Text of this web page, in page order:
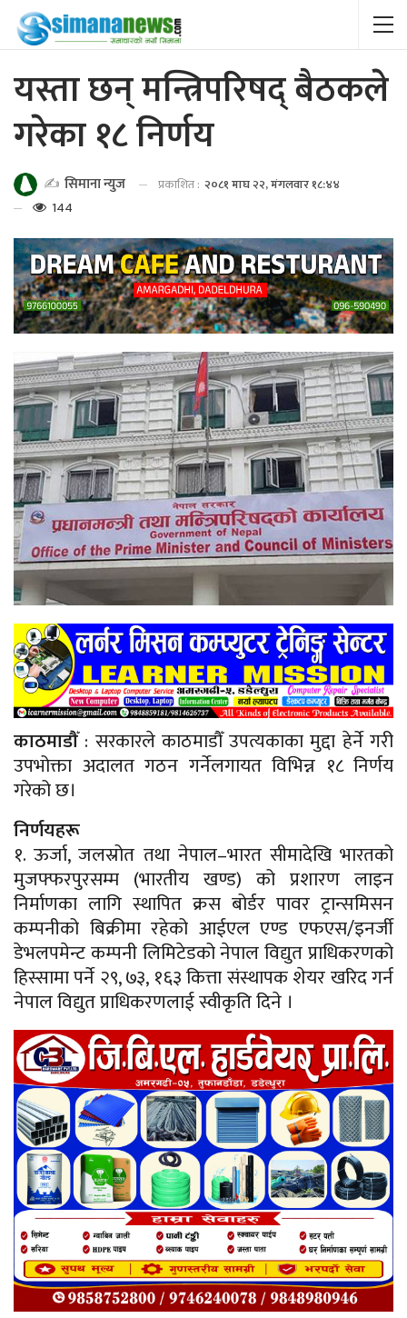
यस्ता छन् मन्त्रिपरिषद् बैठकले
गरेका १८ निर्णय
✍️ सिमाना न्युज प्रकाशित : २०८१ माघ २२, मंगलवार १८:४४
144
काठमाडौँ: सरकारले काठमाडौँ उपत्यकाका मुद्दा हेर्ने गरी
उपभोक्ता अदालत गठन गर्नेलगायत विभिन्न १८ निर्णय
गरेको छ।
निर्णयहरू
१. ऊर्जा, जलस्रोत तथा नेपाल–भारत सीमादेखि भारतको
मुजफ्फरपुरसम्म (भारतीय खण्ड) को प्रशारण लाइन
निर्माणका लागि स्थापित क्रस बोर्डर पावर ट्रान्समिसन
कम्पनीको बिक्रीमा रहेको आईएल एण्ड एफएस/इनर्जी
डेभलपमेन्ट कम्पनी लिमिटेडको नेपाल विद्युत प्राधिकरणको
हिस्सामा पर्ने २९, ७३, १६३ कित्ता संस्थापक शेयर खरिद गर्न
नेपाल विद्युत प्राधिकरणलाई स्वीकृति दिने ।